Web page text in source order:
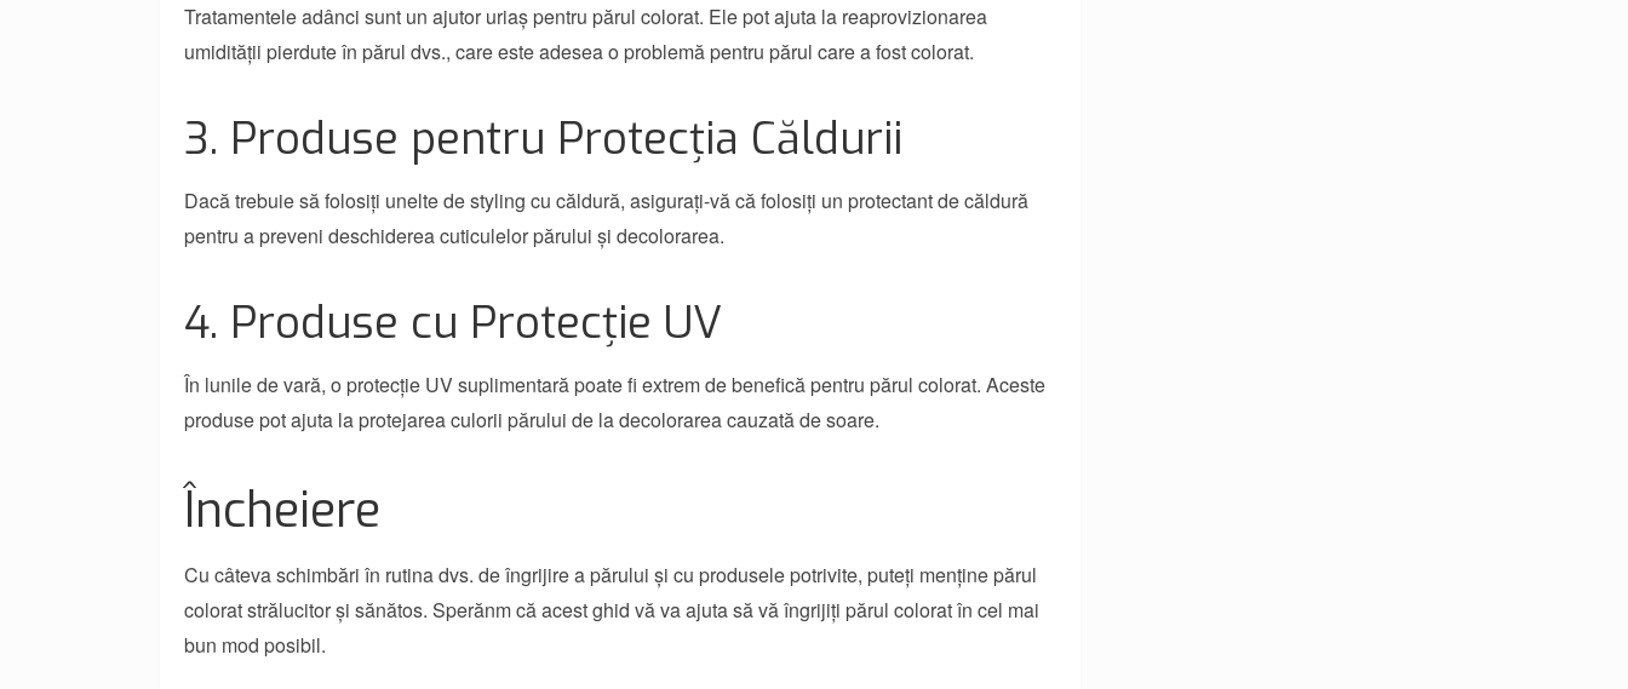
Tratamentele adânci sunt un ajutor uriaș pentru părul colorat. Ele pot ajuta la reaprovizionarea
umidității pierdute în părul dvs., care este adesea o problemă pentru părul care a fost colorat.
3. Produse pentru Protecția Căldurii
Dacă trebuie să folosiți unelte de styling cu căldură, asigurați-vă că folosiți un protectant de căldură
pentru a preveni deschiderea cuticulelor părului și decolorarea.
4. Produse cu Protecție UV
În lunile de vară, o protecție UV suplimentară poate fi extrem de benefică pentru părul colorat. Aceste
produse pot ajuta la protejarea culorii părului de la decolorarea cauzată de soare.
Încheiere
Cu câteva schimbări în rutina dvs. de îngrijire a părului și cu produsele potrivite, puteți menține părul
colorat strălucitor și sănătos. Sperănm că acest ghid vă va ajuta să vă îngrijiți părul colorat în cel mai
bun mod posibil.